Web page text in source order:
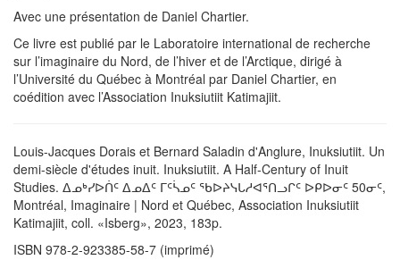
Avec une présentation de Daniel Chartier.
Ce livre est publié par le Laboratoire international de recherche
sur l’imaginaire du Nord, de l’hiver et de l’Arctique, dirigé à
l’Université du Québec à Montréal par Daniel Chartier, en
coédition avec l’Association Inuksiutiit Katimajiit.
Louis-Jacques Dorais et Bernard Saladin d'Anglure, Inuksiutiit. Un
demi-siècle d'études inuit. Inuksiutiit. A Half-Century of Inuit
Studies. ᐃᓄᒃᓯᐅᑏᑦ ᐃᓄᐃᑦ ᒥᑦᓵᓄᑦ ᖃᐅᔨᓭᒐᓱᐊᕐᑎᓗᒋᑦ ᐅᑭᐅᓂᑦ 50ᓂᑦ,
Montréal, Imaginaire | Nord et Québec, Association Inuksiutiit
Katimajiit, coll. «Isberg», 2023, 183p.
ISBN 978-2-923385-58-7 (imprimé)